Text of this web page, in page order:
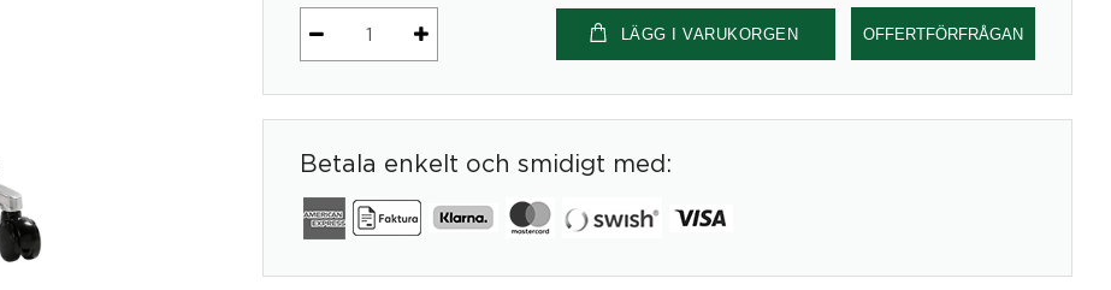
Balansstol
avtagbar
Tyg:
Metall:
LÄGG I VARUKORGEN OFFERTFÖRFRÅGAN
Betala enkelt och smidigt med: